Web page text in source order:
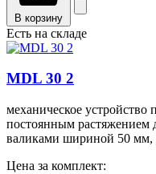
В корзину
Есть на складе
MDL 30 2
механическое устройство
постоянным
валиками шириной 50 мм,
Цена за комплект: